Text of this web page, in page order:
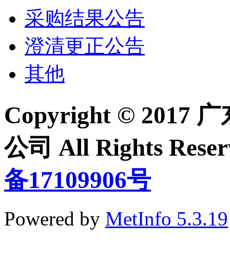
采购结果公告
澄清更正公告
其他
Copyright © 2017
公司 All Rights
备17109906号
Powered by MetInfo 5.3.19